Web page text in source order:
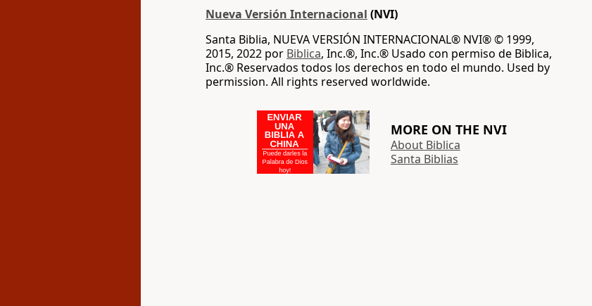
Nueva Versión Internacional (NVI)
Santa Biblia, NUEVA VERSIÓN INTERNACIONAL® NVI® © 1999,
2015, 2022 por Biblica, Inc.®, Inc.® Usado con permiso de Biblica,
Inc.® Reservados todos los derechos en todo el mundo. Used by
permission. All rights reserved worldwide.
MORE ON THE NVI
About Biblica
Santa Biblias